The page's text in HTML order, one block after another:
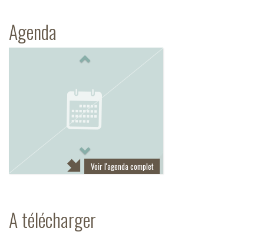
Agenda
Voir l'agenda complet
A télécharger